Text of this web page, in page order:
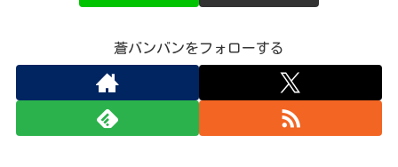
蒼バンバンをフォローする